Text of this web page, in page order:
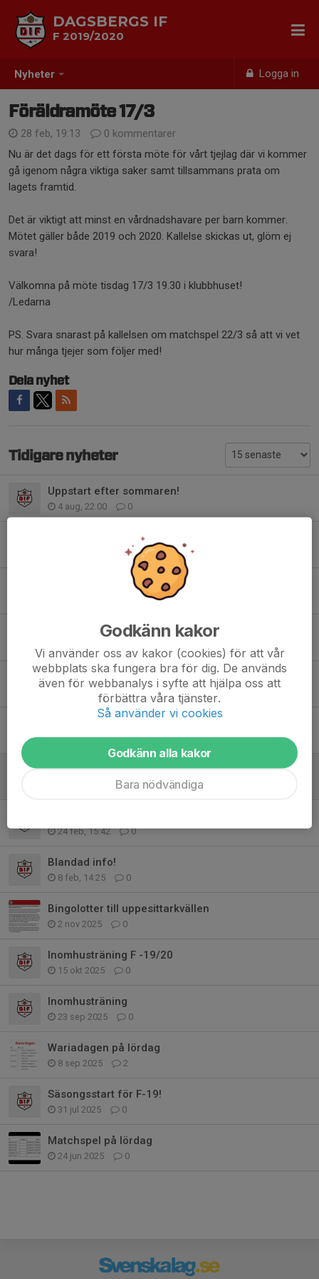
Nyheter Logga in
DAGSBERGS IF
F 2019/2020
Föräldramöte 17/3
28 feb, 19:13
0 kommentarer
Nu är det dags för ett första möte för vårt tjejlag där vi kommer
gå igenom några viktiga saker samt tillsammans prata om
lagets framtid.
Det är viktigt att minst en vårdnadshavare per barn kommer.
Mötet gäller både 2019 och 2020. Kallelse skickas ut, glöm ej
svara!
Välkomna på möte tisdag 17/3 19.30 i klubbhuset!
/Ledarna
PS. Svara snarast på kallelsen om matchspel 22/3 så att vi vet
hur många tjejer som följer med!
Dela nyhet
Tidigare nyheter
Uppstart efter sommaren!
4 aug, 22:00 0
0
Lagfotografering 11/5
Kickoff utomhus 21/4
Vårfixardag 25/4
29 mar, 12:49
19 mar, 20:53 0
Föräldramöte 17/3
0
24 feb, 15:42 0
Blandad info!
8 feb, 14:25 0
Bingolotter till uppesittarkvällen
2 nov 2025 0
Inomhusträning F -19/20
15 okt 2025 0
Inomhusträning
23 sep 2025 0
Wariadagen på lördag
8 sep 2025 2
Säsongsstart för F-19!
31 jul 2025 0
Matchspel på lördag
24 jun 2025 0
Godkänn kakor
Vi använder oss av kakor (cookies) för att vår
webbplats ska fungera bra för dig. De används
även för webbanalys i syfte att hjälpa oss att
förbättra våra tjänster.
Så använder vi cookies
Godkänn alla kakor
Bara nödvändiga